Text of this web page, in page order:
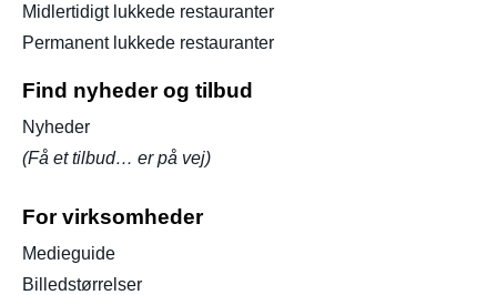
Midlertidigt lukkede restauranter
Permanent lukkede restauranter
Find nyheder og tilbud
Nyheder
(Få et tilbud… er på vej)
For virksomheder
Medieguide
Billedstørrelser